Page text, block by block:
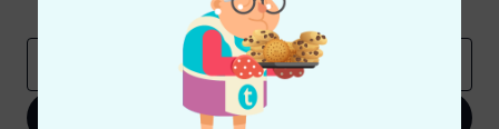
Inspiráló gondolatok
Akciók
Bejelentkezés